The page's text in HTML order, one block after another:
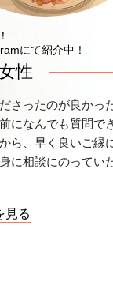
にて紹介中！
性
さったのが良かっ
になんでも質問で
ら、早く良いご縁
に相談にのってい
見る